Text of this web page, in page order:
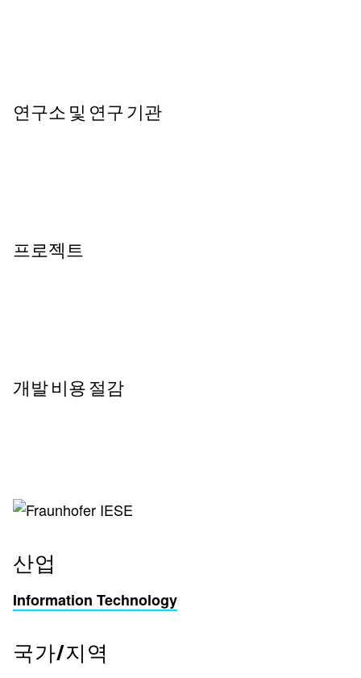
연구소 및 연구 기관
프로젝트
개발 비용 절감
산업
Information Technology
국가/지역